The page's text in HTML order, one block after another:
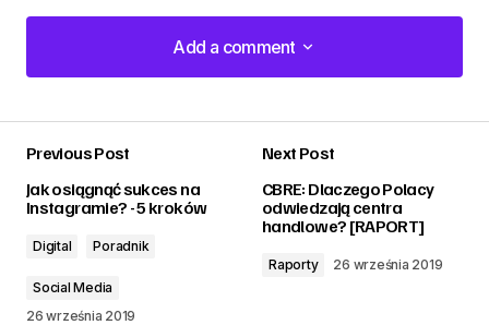
Add a comment
Add a comment
Previous Post
Jak osiągnąć sukces na
Instagramie? - 5 kroków
Digital Poradnik
Social Media
26 września 2019
Next Post
CBRE: Dlaczego Polacy
odwiedzają centra
handlowe? [RAPORT]
Raporty 26 września 2019